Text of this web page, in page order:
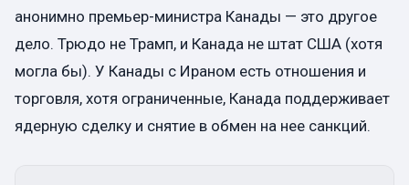
анонимно премьер-министра Канады — это другое
дело. Трюдо не Трамп, и Канада не штат США (хотя
могла бы). У Канады с Ираном есть отношения и
торговля, хотя ограниченные, Канада поддерживает
ядерную сделку и снятие в обмен на нее санкций.